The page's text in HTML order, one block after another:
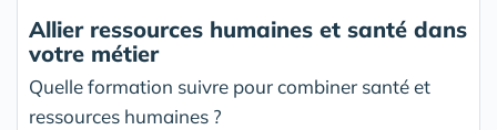
Allier ressources humaines et santé dans
votre métier
Quelle formation suivre pour combiner santé et
ressources humaines ?